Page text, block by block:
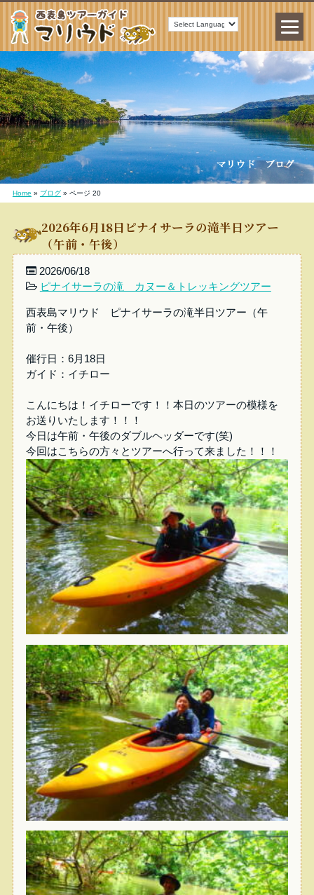
Home » ブログ » ページ 20
2026年6月18日ピナイサーラの滝半日ツアー
（午前・午後）
2026/06/18
ピナイサーラの滝 カヌー＆トレッキングツアー
西表島マリウド ピナイサーラの滝半日ツアー（午
前・午後）
催行日：6月18日
ガイド：イチロー
こんにちは！イチローです！！本日のツアーの模様を
お送りいたします！！！
今日は午前・午後のダブルヘッダーです(笑)
今回はこちらの方々とツアーへ行って来ました！！！